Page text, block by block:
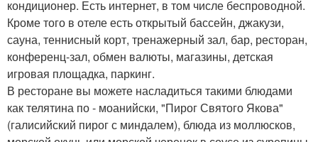
кондиционер. Есть интернет, в том числе беспроводной.
Кроме того в отеле есть открытый бассейн, джакузи,
сауна, теннисный корт, тренажерный зал, бар, ресторан,
конференц-зал, обмен валюты, магазины, детская
игровая площадка, паркинг.
В ресторане вы можете насладиться такими блюдами
как телятина по - моанийски, "Пирог Святого Якова"
(галисийский пирог с миндалем), блюда из моллюсков,